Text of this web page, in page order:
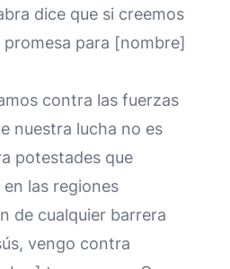
dice que si creemos
para [nombre]
contra las fuerzas
nuestra lucha no es
potestades que
las regiones
de cualquier barrera
vengo contra